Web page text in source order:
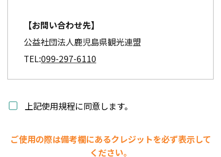
【お問い合わせ先】
公益社団法人鹿児島県観光連盟
TEL:099-297-6110
上記使用規程に同意します。
ご使用の際は備考欄にあるクレジットを必ず表示して
ください。